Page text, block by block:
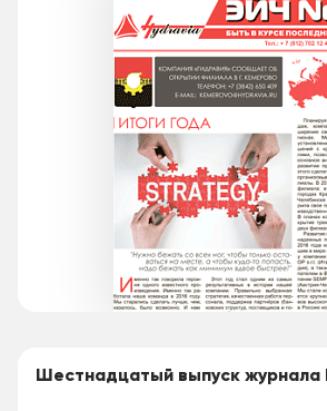
Шестнадцатый выпуск журнала